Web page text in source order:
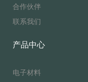
合作伙伴
联系我们
产品中心
电子材料